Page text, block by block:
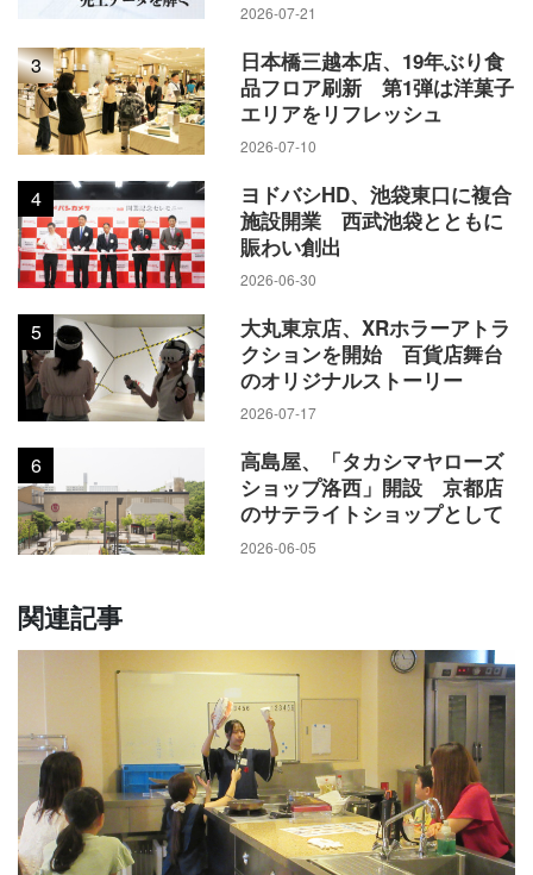
2026-07-21
3
日本橋三越本店、19年ぶり食
品フロア刷新 第1弾は洋菓子
エリアをリフレッシュ
2026-07-10
4
ヨドバシHD、池袋東口に複合
施設開業 西武池袋とともに
賑わい創出
2026-06-30
5
大丸東京店、XRホラーアトラ
クションを開始 百貨店舞台
のオリジナルストーリー
2026-07-17
6
高島屋、「タカシマヤローズ
ショップ洛西」開設 京都店
のサテライトショップとして
2026-06-05
関連記事